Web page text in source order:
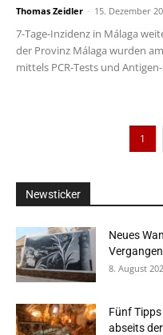
Thomas Zeidler - 15. Dezember
7-Tage-Inzidenz in Málaga
der Provinz Málaga wurden
mittels PCR-Tests und
1
Newsticker
Neues
8. August
Fünf
abseits